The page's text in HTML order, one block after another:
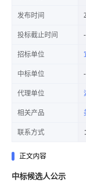
发布时间
投标截止时间
招标单位
中标单位
代理单位
相关产品
联系方式
正文内容
中标候选人公示